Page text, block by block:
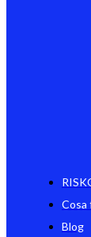
Cosa
Blog